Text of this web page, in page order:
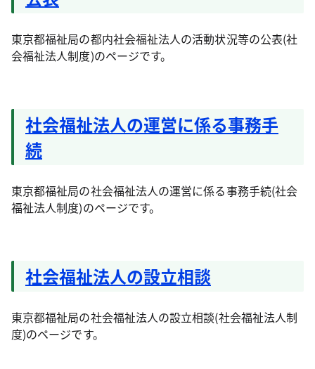
東京都福祉局の都内社会福祉法人の活動状況等の公表(社
会福祉法人制度)のページです。
社会福祉法人の運営に係る事務手
続
東京都福祉局の社会福祉法人の運営に係る事務手続(社会
福祉法人制度)のページです。
社会福祉法人の設立相談
東京都福祉局の社会福祉法人の設立相談(社会福祉法人制
度)のページです。